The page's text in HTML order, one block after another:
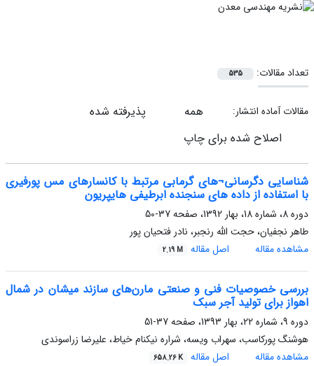
تعداد مقالات: 535
مقالات آماده انتشار: همه
پذیرفته شده
اصلاح شده برای چاپ
شناسایی دگرسانی¬های گرمابی مرتبط با کانسارهای مس پورفیری
با استفاده از داده های سنجنده ابرطیفی هایپریون
دوره 8، شماره 18، بهار 1392، صفحه
37-50
طاهر نجفیان، حجت الله رنجبر، نادر فتحیان پور
مشاهده مقاله
اصل مقاله 2.19 M
بررسی خصوصیات فنی و صنعتی مارن‌های سازند میشان در شمال
اهواز برای تولید آجر سبک
دوره 9، شماره 22، بهار 1393، صفحه
37-51
هوشنگ پورکاسب، سهراب ویسه، شراره نیکنام خیاط، علیرضا زراسوندی
مشاهده مقاله
اصل مقاله 658.26 K